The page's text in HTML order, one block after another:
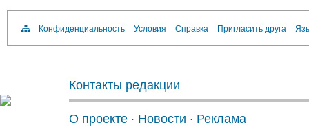
Конфиденциальность Условия Справка Пригласить друга
Контакты редакции
О проекте · Новости · Реклама